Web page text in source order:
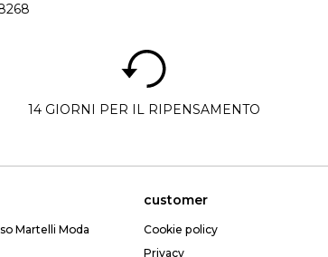
14 GIORNI PER IL RIPENSAMENTO
Martelli Moda
customer
Cookie policy
Privacy